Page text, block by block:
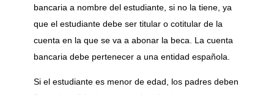
bancaria a nombre del estudiante, si no la tiene, ya
que el estudiante debe ser titular o cotitular de la
cuenta en la que se va a abonar la beca. La cuenta
bancaria debe pertenecer a una entidad española.
Si el estudiante es menor de edad, los padres deben